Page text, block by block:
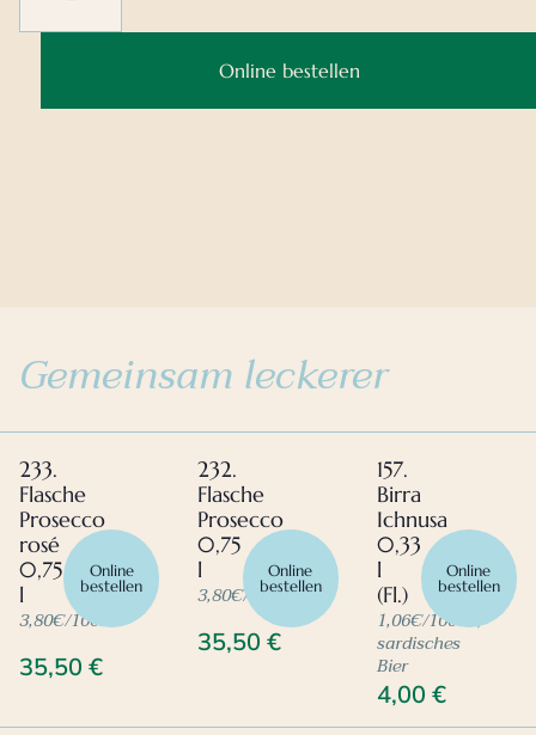
Online bestellen
Gemeinsam leckerer
233.
Flasche
Prosecco
rosé
0,75
l
35,50 €
3,80€/100ml
Online
bestellen
232.
Flasche
Prosecco
0,75
l
35,50€
3,80€/100ml
Online
bestellen
157.
Birra
Ichnusa
0,33
l
(Fl.)
4,00 €
1,06€/100ml,
sardisches
Bier
Online
bestellen